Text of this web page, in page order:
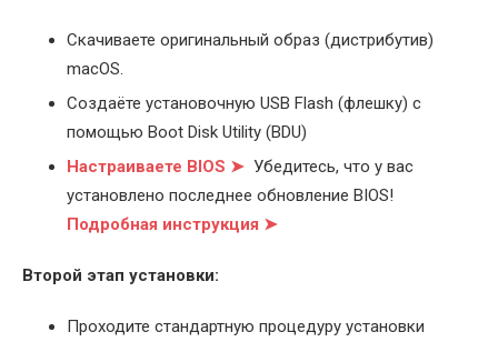
Скачиваете оригинальный образ (дистрибутив)
macOS.
Создаёте установочную USB Flash (флешку) с
помощью Boot Disk Utility (BDU)
Настраиваете BIOS ➤ Убедитесь, что у вас
установлено последнее обновление BIOS!
Подробная инструкция ➤
Второй этап установки:
Проходите стандартную процедуру установки